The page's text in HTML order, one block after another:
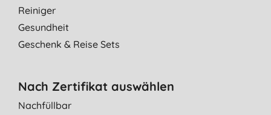
Reiniger
Gesundheit
Geschenk & Reise Sets
Nach Zertifikat auswählen
Nachfüllbar